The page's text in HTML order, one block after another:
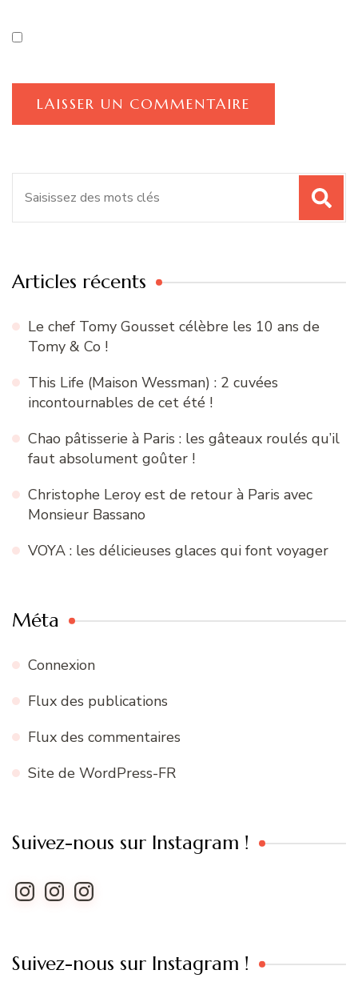
Articles récents
Le chef Tomy Gousset célèbre les 10 ans de
Tomy & Co !
This Life (Maison Wessman) : 2 cuvées
incontournables de cet été !
Chao pâtisserie à Paris : les gâteaux roulés qu’il
faut absolument goûter !
Christophe Leroy est de retour à Paris avec
Monsieur Bassano
VOYA : les délicieuses glaces qui font voyager
Méta
Connexion
Flux des publications
Flux des commentaires
Site de WordPress-FR
Suivez-nous sur Instagram !
Instagram
InstagramInstagram
Suivez-nous sur Instagram !